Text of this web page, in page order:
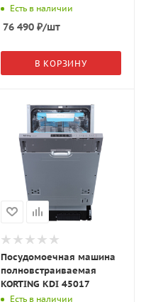
Есть в наличии
76 490₽/шт
В КОРЗИНУ
Посудомоечная машина
полновстраиваемая
KORTING KDI 45017
Есть в наличии